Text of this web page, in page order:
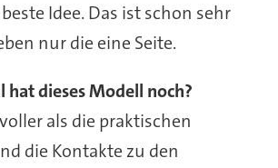
Idee. Das ist schon sehr
nur die eine Seite.
hat dieses Modell noch?
als die praktischen
die Kontakte zu den